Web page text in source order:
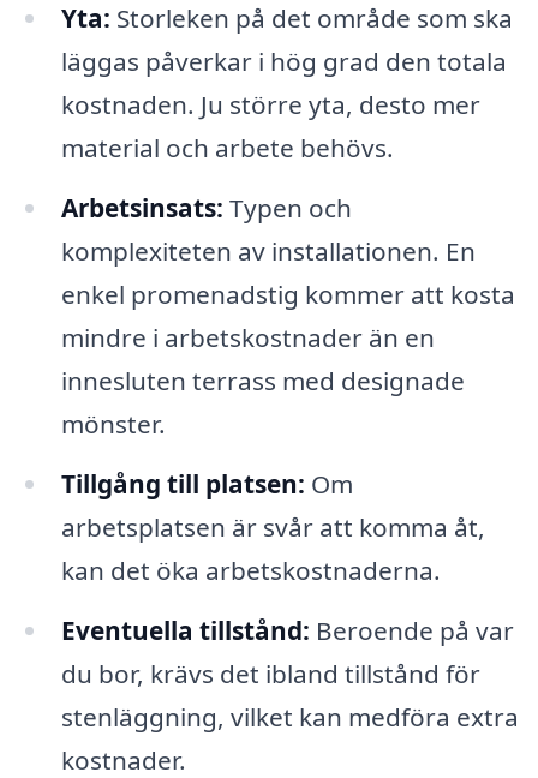
Yta: Storleken på det område som ska
läggas påverkar i hög grad den totala
kostnaden. Ju större yta, desto mer
material och arbete behövs.
Arbetsinsats: Typen och
komplexiteten av installationen. En
enkel promenadstig kommer att kosta
mindre i arbetskostnader än en
innesluten terrass med designade
mönster.
Tillgång till platsen: Om
arbetsplatsen är svår att komma åt,
kan det öka arbetskostnaderna.
Eventuella tillstånd: Beroende på var
du bor, krävs det ibland tillstånd för
stenläggning, vilket kan medföra extra
kostnader.